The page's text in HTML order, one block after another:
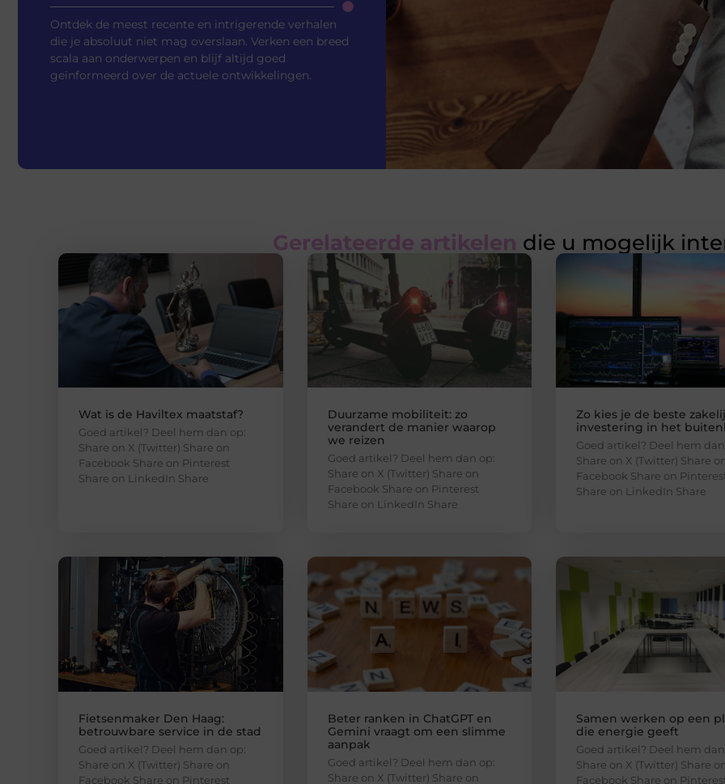
Ontdek de meest recente en intrigerende verhalen
die je absoluut niet mag overslaan. Verken een breed
scala aan onderwerpen en blijf altijd goed
geïnformeerd over de actuele ontwikkelingen.
Gerelateerde artikelen die u mogelijk
Wat is de Haviltex maatstaf?
Goed artikel? Deel hem dan op:
Share on X (Twitter) Share on
Facebook Share on Pinterest
Share on LinkedIn Share
Duurzame mobiliteit: zo
verandert de manier waarop
we reizen
Goed artikel? Deel hem dan op:
Share on X (Twitter) Share on
Facebook Share on Pinterest
Share on LinkedIn Share
Zo kies je de beste
investering in het
Goed artikel? Deel hem
Share on X (Twitter) Share
Facebook Share on
Share on LinkedIn Share
Fietsenmaker Den Haag:
betrouwbare service in de stad
Goed artikel? Deel hem dan op:
Share on X (Twitter) Share on
Facebook Share on Pinterest
Beter ranken in ChatGPT en
Gemini vraagt om een slimme
aanpak
Goed artikel? Deel hem dan op:
Share on X (Twitter) Share on
Samen werken op een
die energie geeft
Goed artikel? Deel hem
Share on X (Twitter) Share
Facebook Share on